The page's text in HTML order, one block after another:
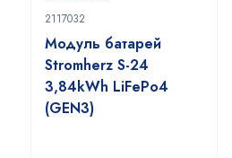
2117032
Модуль батарей
Stromherz S-24
3,84kWh LiFePo4
(GEN3)